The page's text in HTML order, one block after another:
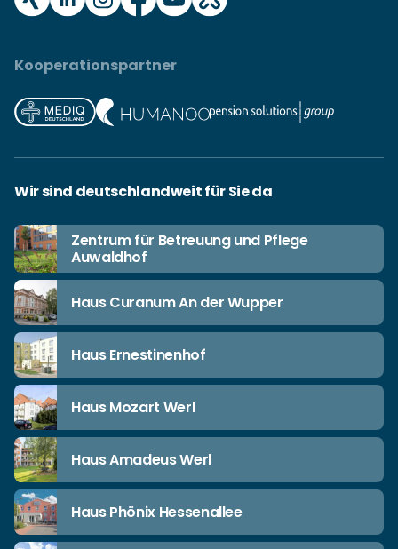
Kooperationspartner
Wir sind deutschlandweit für Sie da
Zentrum für Betreuung und Pflege
Auwaldhof
Haus Curanum An der Wupper
Haus Ernestinenhof
Haus Mozart Werl
Haus Amadeus Werl
Haus Phönix Hessenallee